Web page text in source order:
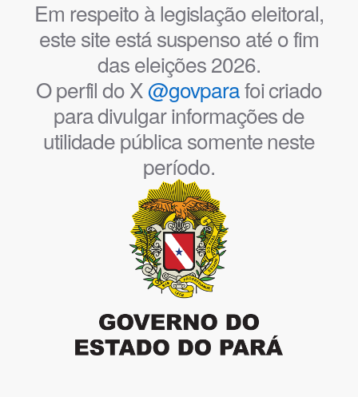
Em respeito à legislação eleitoral,
este site está suspenso até o fim
das eleições 2026.
O perfil do X@govparafoi criado
para divulgar informações de
utilidade pública somente neste
período.